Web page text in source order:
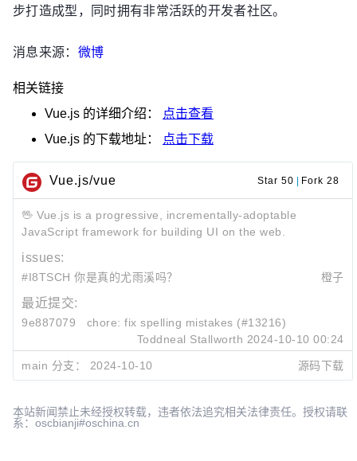
步打造成型，同时拥有非常活跃的开发者社区。
消息来源： 微博
相关链接
Vue.js 的详细介绍：
点击查看
Vue.js 的下载地址： 点击下载
Vue.js/vue Star 50 Fork 28
🖖 Vue.js is a progressive, incrementally-adoptable
JavaScript framework for building UI on the web.
issues:
#I8TSCH 你是真的尤雨溪吗？ 橙子
最近提交:
9e887079
chore: fix spelling mistakes (#13216)
Toddneal Stallworth 2024-10-10 00:24
2024-06-14 20:52
Artfaith 2024-05-21 09:51
main 分支： 2024-10-10 源码下载
本站新闻禁止未经授权转载，违者依法追究相关法律责任。授权请联
系：oscbianji#oschina.cn